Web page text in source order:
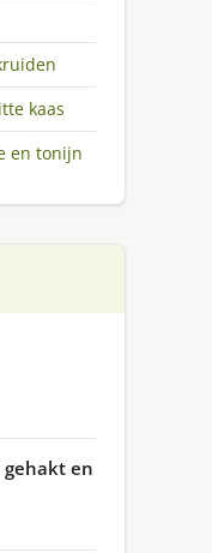
kaas
en tonijn
gehakt en